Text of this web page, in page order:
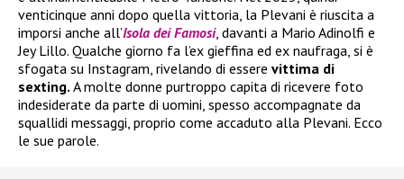
venticinque anni dopo quella vittoria, la Plevani è riuscita a
imporsi anche all’Isola dei Famosi, davanti a Mario Adinolfi e
Jey Lillo. Qualche giorno fa l’ex gieffina ed ex naufraga, si è
sfogata su Instagram, rivelando di essere vittima di
sexting. A molte donne purtroppo capita di ricevere foto
indesiderate da parte di uomini, spesso accompagnate da
squallidi messaggi, proprio come accaduto alla Plevani. Ecco
le sue parole.